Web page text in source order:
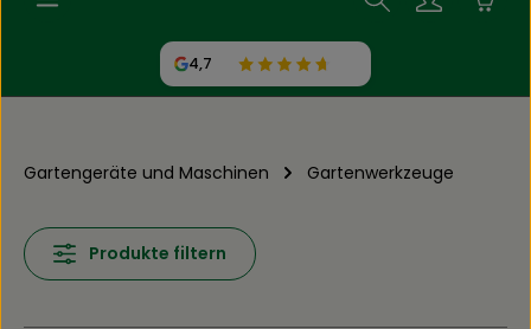
4,7
Gartengeräte und Maschinen Gartenwerkzeuge
Produkte filtern